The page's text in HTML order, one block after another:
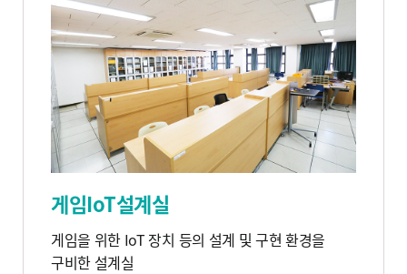
게임IoT설계실
게임을 위한 IoT 장치 등의 설계 및 구현 환경을
구비한 설계실